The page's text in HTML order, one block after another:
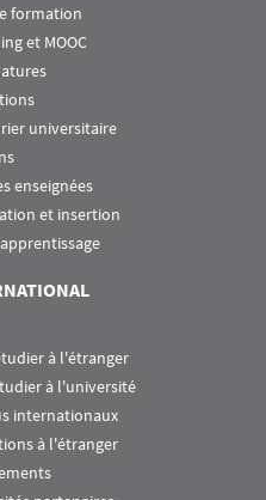
formation
et MOOC
universitaire
enseignées
et insertion
à l'étranger
à l'université
internationaux
à l'étranger